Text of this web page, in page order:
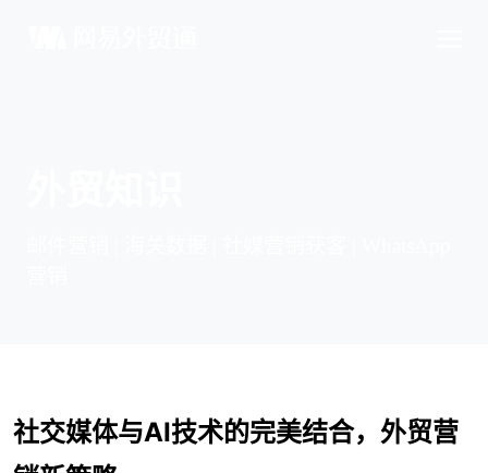
社交媒体与AI技术的完美结合，外贸营